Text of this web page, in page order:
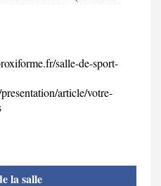
salle-de-sport-
article/votre-
la salle